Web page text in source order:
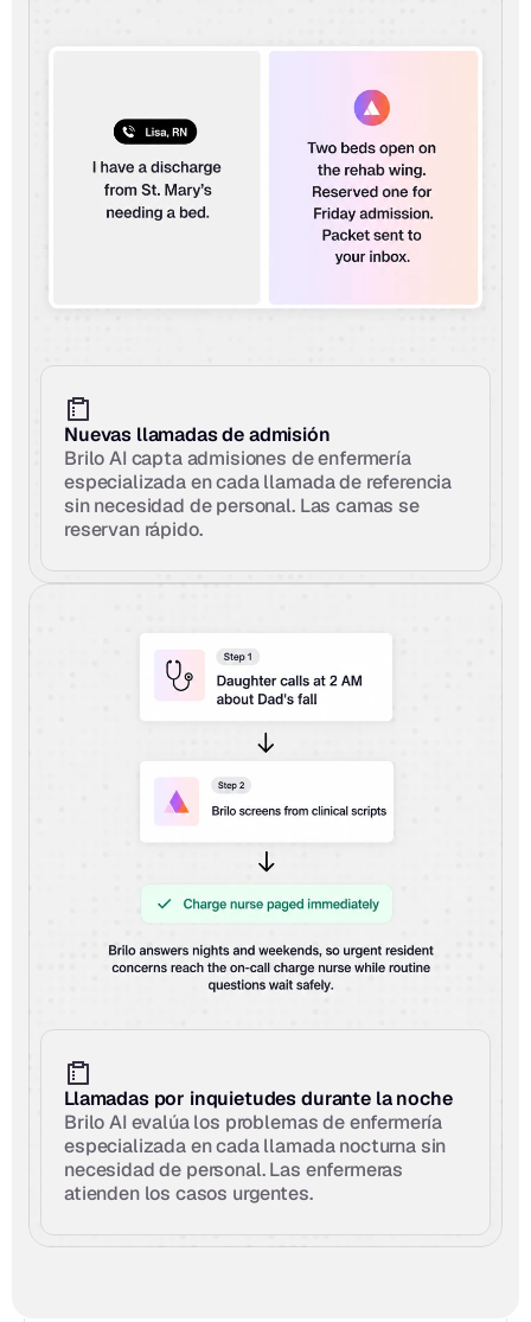
Nuevas llamadas de admisión
Brilo AI capta admisiones de enfermería
especializada en cada llamada de referencia
sin necesidad de personal. Las camas se
reservan rápido.
Llamadas por inquietudes durante la noche
Brilo AI evalúa los problemas de enfermería
especializada en cada llamada nocturna sin
necesidad de personal. Las enfermeras
atienden los casos urgentes.